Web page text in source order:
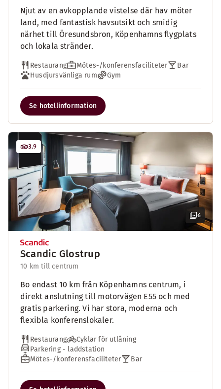
Njut av en avkopplande vistelse där hav möter
land, med fantastisk havsutsikt och smidig
närhet till Öresundsbron, Köpenhamns flygplats
och lokala stränder.
Restaurang Mötes-/konferensfaciliteter
Bar
Husdjursvänliga rum
Gym
Se hotellinformation
6
3.9
Scandic Glostrup
10 km till centrum
Bo endast 10 km från Köpenhamns centrum, i
direkt anslutning till motorvägen E55 och med
gratis parkering. Vi har stora, moderna och
flexibla konferenslokaler.
Restaurang
Cyklar för utlåning
Parkering - laddstation
Mötes-/konferensfaciliteter
Bar